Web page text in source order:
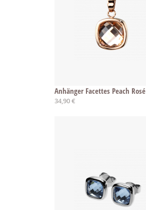
Anhänger Facettes Peach Rosé
34,90 €